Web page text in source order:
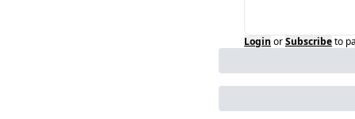
Login orSubscribeto